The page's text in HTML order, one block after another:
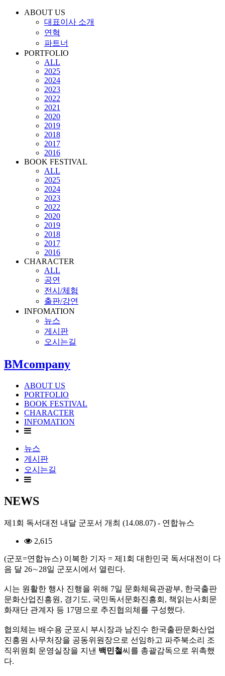
ABOUT US
대표이사 소개
연혁
파트너
PORTFOLIO
ALL
2025
2024
2023
2022
2021
2020
2019
2018
2017
2016
BOOK FESTIVAL
ALL
2025
2024
2023
2022
2020
2019
2018
2017
2016
CHARACTER
ALL
공연
전시/체험
출판/강연
INFOMATION
뉴스
게시판
오시는길
BMcompany
ABOUT US
PORTFOLIO
BOOK FESTIVAL
CHARACTER
INFOMATION
뉴스
게시판
오시는길
NEWS
제1회 독서대전 내달 군포서 개최 (14.08.07) - 연합뉴스
2,615
(군포=연합뉴스) 이복한 기자 = 제1회 대한민국 독서대전이 다
음 달 26∼28일 군포시에서 열린다.
시는 원활한 행사 진행을 위해 7일 문화체육관광부, 한국출판
문화산업진흥원, 경기도, 국민독서문화진흥회, 책읽는사회문
화재단 관계자 등 17명으로 추진협의체를 구성했다.
협의체는 배수용 군포시 부시장과 남진수 한국출판문화산업
진흥원 사무처장을 공동위원장으로 선임하고 파주북소리 조
직위원회 운영실장을 지낸 백민철씨를 총괄감독으로 위촉했
다.